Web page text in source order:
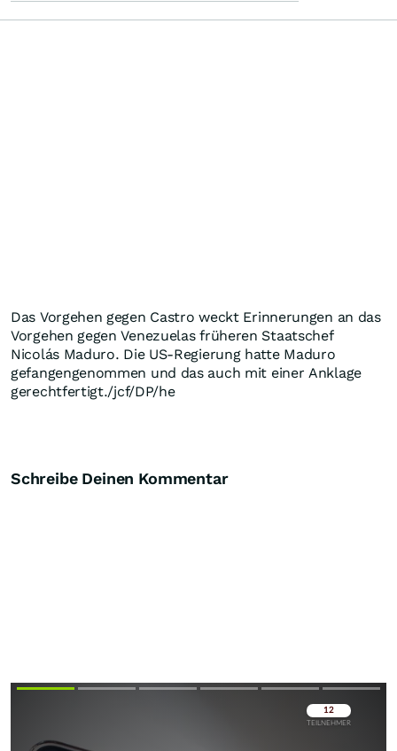
Das Vorgehen gegen Castro weckt Erinnerungen an das
Vorgehen gegen Venezuelas früheren Staatschef
Nicolás Maduro. Die US-Regierung hatte Maduro
gefangengenommen und das auch mit einer Anklage
gerechtfertigt./jcf/DP/he
Schreibe Deinen Kommentar